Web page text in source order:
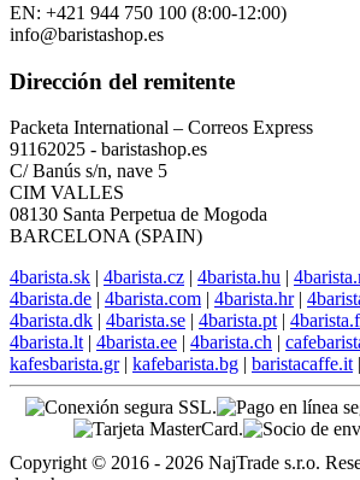
EN: +421 944 750 100 (8:00-12:00)
info@baristashop.es
Dirección del remitente
Packeta International – Correos Express
91162025 - baristashop.es
C/ Banús s/n, nave 5
CIM VALLES
08130 Santa Perpetua de Mogoda
BARCELONA (SPAIN)
4barista.sk | 4barista.cz | 4barista.hu |
4barista.de | 4barista.com | 4barista.hr|
4barista.dk | 4barista.se | 4barista.pt |
4barista.lt | 4barista.ee | 4barista.ch |
kafesbarista.gr| kafebarista.bg | baristacaffe.it |
Copyright © 2016 - 2026 NajTrade s.r.o.